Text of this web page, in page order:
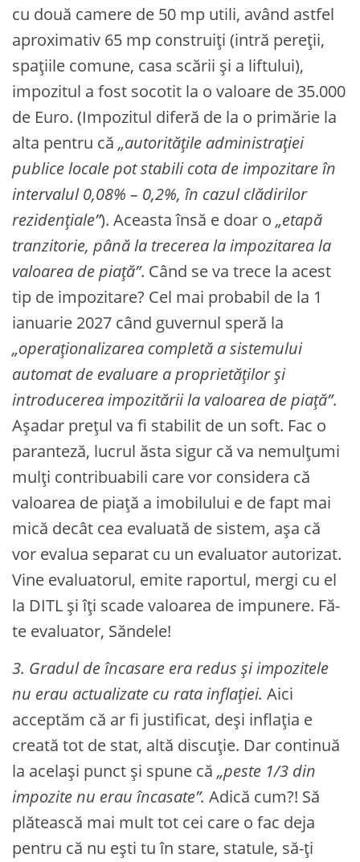
cu două camere de 50 mp utili, având astfel
aproximativ 65 mp construiți (intră pereții,
spațiile comune, casa scării și a liftului),
impozitul a fost socotit la o valoare de 35.000
de Euro. (Impozitul diferă de la o primărie la
alta pentru că „autoritățile administrației
publice locale pot stabili cota de impozitare în
intervalul 0,08% – 0,2%, în cazul clădirilor
rezidențiale”). Aceasta însă e doar o „etapă
tranzitorie, până la trecerea la impozitarea la
valoarea de piață”. Când se va trece la acest
tip de impozitare? Cel mai probabil de la 1
ianuarie 2027 când guvernul speră la
„operaționalizarea completă a sistemului
automat de evaluare a proprietăților și
introducerea impozitării la valoarea de piață”.
Așadar prețul va fi stabilit de un soft. Fac o
paranteză, lucrul ăsta sigur că va nemulțumi
mulți contribuabili care vor considera că
valoarea de piață a imobilului e de fapt mai
mică decât cea evaluată de sistem, așa că
vor evalua separat cu un evaluator autorizat.
Vine evaluatorul, emite raportul, mergi cu el
la DITL și îți scade valoarea de impunere. Fă-
te evaluator, Săndele!
3. Gradul de încasare era redus și impozitele
nu erau actualizate cu rata inflației. Aici
acceptăm că ar fi justificat, deși inflația e
creată tot de stat, altă discuție. Dar continuă
la același punct și spune că „peste 1/3 din
impozite nu erau încasate”. Adică cum?! Să
plătească mai mult tot cei care o fac deja
pentru că nu ești tu în stare, statule, să-ți